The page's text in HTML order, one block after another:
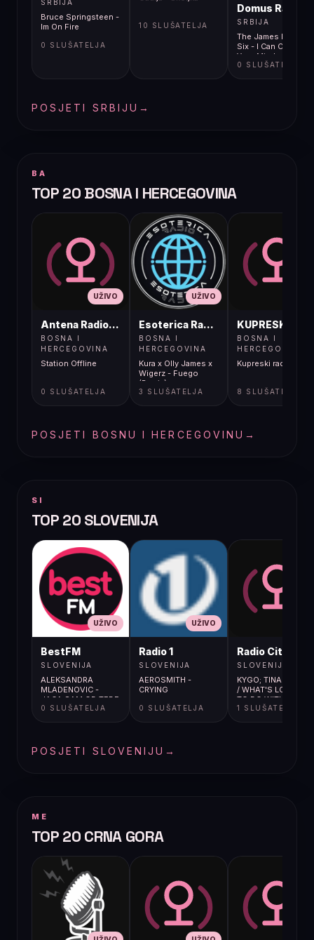
SRBIJA
Bruce Springsteen -
Im On Fire
0 SLUŠATELJA
10 SLUŠATELJA
Domus Radio
SRBIJA
The James Hunter
Six - I Can Change
Your Mind
0 SLUŠATELJA
POSJETI SRBIJU →
BA
TOP 20 BOSNA I HERCEGOVINA
UŽIVO
Antena Radio, Jelah Tešanj
BOSNA I
HERCEGOVINA
Station Offline
0 SLUŠATELJA
UŽIVO
Esoterica Radio S1
BOSNA I
HERCEGOVINA
Kura x Olly James x
Wigerz - Fuego
(Remix)
3 SLUŠATELJA
BOSNA I
HERCEGOVINA
Kupreski radio
8 SLUŠATELJA
POSJETI BOSNU I HERCEGOVINU →
SI
TOP 20 SLOVENIJA
UŽIVO
BestFM
SLOVENIJA
ALEKSANDRA
MLADENOVIC -
JACA SAM OD TEBE
0 SLUŠATELJA
UŽIVO
Radio 1
SLOVENIJA
AEROSMITH -
CRYING
0 SLUŠATELJA
Radio City
SLOVENIJA
KYGO; TINA TURNER
/ WHAT'S LOVE
TO DO WITH IT
1 SLUŠATELJA
POSJETI SLOVENIJU →
ME
TOP 20 CRNA GORA